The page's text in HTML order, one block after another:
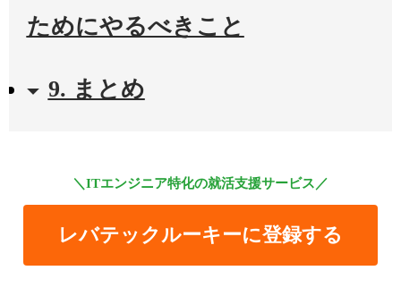
ためにやるべきこと
9. まとめ
＼ITエンジニア特化の就活支援サービス／
レバテックルーキーに登録する